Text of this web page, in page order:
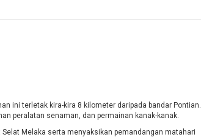
ini terletak kira-kira 8 kilometer daripada bandar Pontian.
peralatan senaman, dan permainan kanak-kanak.
Melaka serta menyaksikan pemandangan matahari